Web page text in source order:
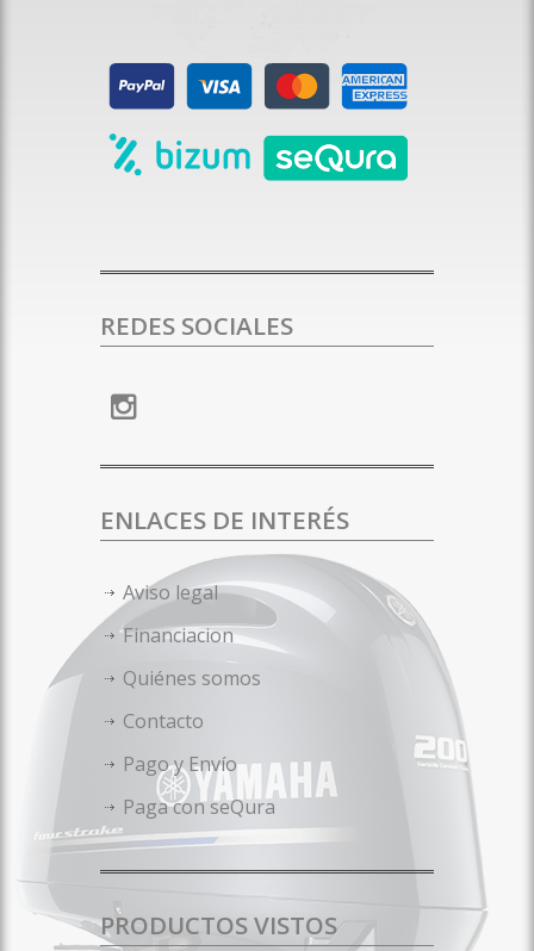
REDES SOCIALES
ENLACES DE INTERÉS
Aviso legal
Financiacion
Quiénes somos
Contacto
Pago y Envío
Paga con seQura
PRODUCTOS VISTOS